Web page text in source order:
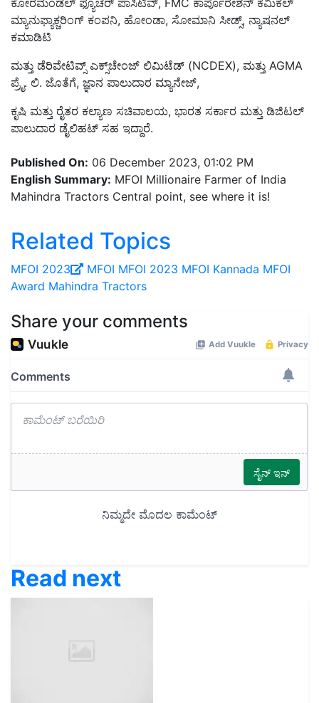
ಕೋರಮಂಡಲ್ ಫ್ಯೂಚರ್ ಪಾಸಿಟಿವ್, FMC ಕಾರ್ಪೊರೇಶನ್ ಕೆಮಿಕಲ್
ಮ್ಯಾನುಫ್ಯಾಕ್ಚರಿಂಗ್ ಕಂಪನಿ, ಹೋಂಡಾ, ಸೋಮಾನಿ ಸೀಡ್ಸ್, ನ್ಯಾಷನಲ್
ಕಮಾಡಿಟಿ
ಮತ್ತು ಡೆರಿವೇಟಿವ್ಸ್ ಎಕ್ಸ್‌ಚೇಂಜ್ ಲಿಮಿಟೆಡ್ (NCDEX), ಮತ್ತು AGMA
ಪ್ರೈ. ಲಿ. ಜೊತೆಗೆ, ಜ್ಞಾನ ಪಾಲುದಾರ ಮ್ಯಾನೇಜ್,
ಕೃಷಿ ಮತ್ತು ರೈತರ ಕಲ್ಯಾಣ ಸಚಿವಾಲಯ, ಭಾರತ ಸರ್ಕಾರ ಮತ್ತು ಡಿಜಿಟಲ್
ಪಾಲುದಾರ ಡೈಲಿಹಟ್ ಸಹ ಇದ್ದಾರೆ.
Published On: 06 December 2023, 01:02 PM
English Summary: MFOI Millionaire Farmer of India
Mahindra Tractors Central point, see where it is!
Related Topics
MFOI 2023 MFOI MFOI 2023 MFOI Kannada MFOI
Award Mahindra Tractors
Share your comments
Read next